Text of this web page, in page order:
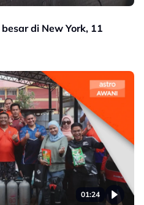
di New York, 11
01:24